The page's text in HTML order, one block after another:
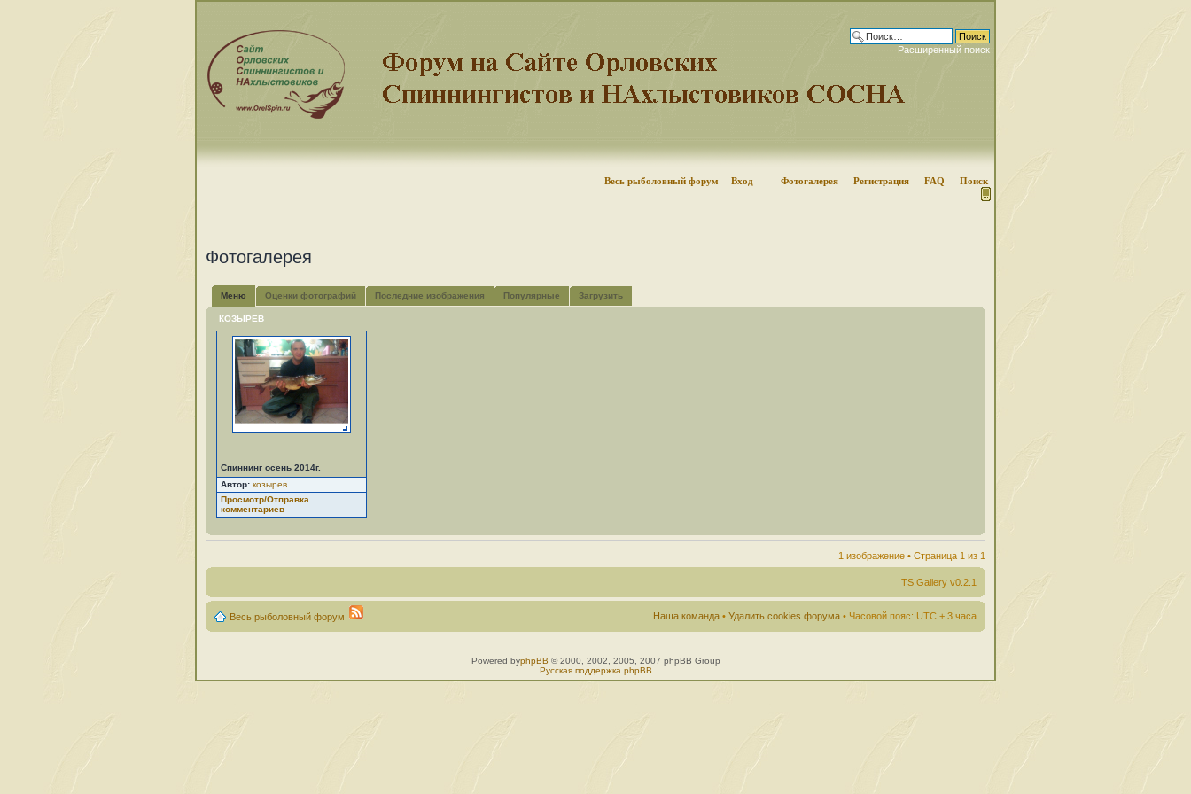
Расширенный поиск
Весь рыболовный форум Вход Фотогалерея Регистрация FAQ Поиск
Фотогалерея
Меню Оценки фотографий Последние изображения Популярные Загрузить
КОЗЫРЕВ
Спиннинг осень 2014г.
Автор: козырев
Просмотр/Отправка
комментариев
1 изображение • Страница 1 из 1
TS Gallery v0.2.1
Весь рыболовный форум Наша команда • Удалить cookies форума • Часовой пояс: UTC + 3 часа
Powered byphpBB © 2000, 2002, 2005, 2007 phpBB Group
Русская поддержка phpBB